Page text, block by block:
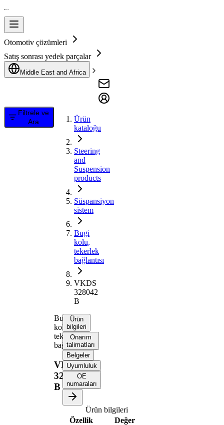
Otomotiv çözümleri
Satış sonrası yedek parçalar
Middle East and Africa
Filtrele ve
Ara
Ürün
kataloğu
Steering
and
Suspension
products
Süspansiyon
sistem
Bugi
kolu,
tekerlek
bağlantısı
VKDS
328042
B
Bugi
kolu,
tekerlek
bağlantısı
VKDS
328042
B
Ürün
bilgileri
Onarım
talimatları
Belgeler
Uyumluluk
OE
numaraları
Ürün bilgileri
Özellik
Değer